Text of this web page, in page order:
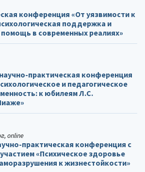
конференция «От уязвимости к
поддержка и
помощь в современных реалиях»
практическая конференция
и педагогическое
к юбилеям Л.С.
online
практическая конференция с
«Психическое здоровье
к жизнестойкости»